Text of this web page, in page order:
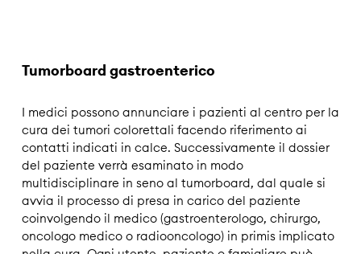
Tumorboard gastroenterico
I medici possono annunciare i pazienti al centro per la
cura dei tumori colorettali facendo riferimento ai
contatti indicati in calce. Successivamente il dossier
del paziente verrà esaminato in modo
multidisciplinare in seno al tumorboard, dal quale si
avvia il processo di presa in carico del paziente
coinvolgendo il medico (gastroenterologo, chirurgo,
oncologo medico o radiooncologo) in primis implicato